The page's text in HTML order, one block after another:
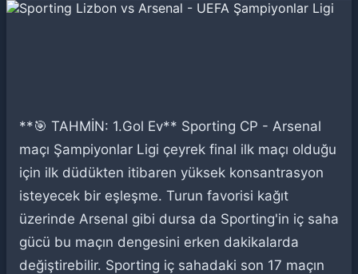
**🎯 TAHMİN: 1.Gol Ev** Sporting CP - Arsenal
maçı Şampiyonlar Ligi çeyrek final ilk maçı olduğu
için ilk düdükten itibaren yüksek konsantrasyon
isteyecek bir eşleşme. Turun favorisi kağıt
üzerinde Arsenal gibi dursa da Sporting'in iç saha
gücü bu maçın dengesini erken dakikalarda
değiştirebilir. Sporting iç sahadaki son 17 maçın